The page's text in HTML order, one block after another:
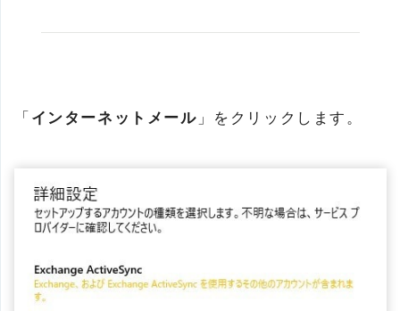
「 インターネットメール 」をクリックします。